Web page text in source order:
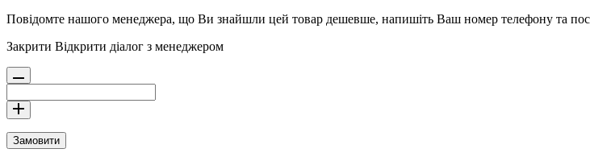
Повідомте нашого менеджера, що Ви знайшли цей товар дешевше, напишіть Ваш номер телефону та
Закрити Відкрити діалог з менеджером
Замовити